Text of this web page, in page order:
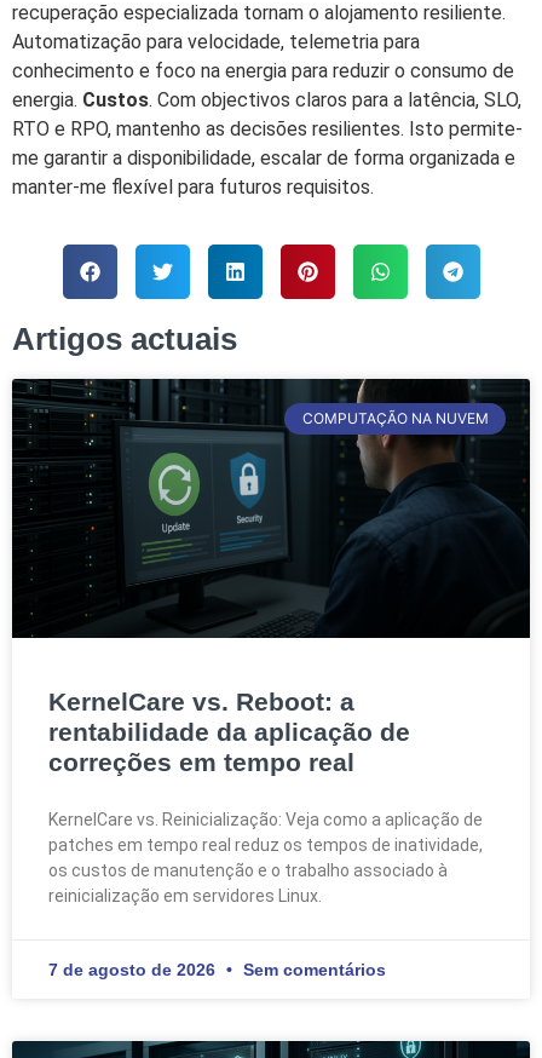
recuperação especializada tornam o alojamento resiliente.
Automatização para velocidade, telemetria para
conhecimento e foco na energia para reduzir o consumo de
energia. Custos. Com objectivos claros para a latência, SLO,
RTO e RPO, mantenho as decisões resilientes. Isto permite-
me garantir a disponibilidade, escalar de forma organizada e
manter-me flexível para futuros requisitos.
Artigos actuais
COMPUTAÇÃO NA NUVEM
KernelCare vs. Reboot: a
rentabilidade da aplicação de
correções em tempo real
KernelCare vs. Reinicialização: Veja como a aplicação de
patches em tempo real reduz os tempos de inatividade,
os custos de manutenção e o trabalho associado à
reinicialização em servidores Linux.
7 de agosto de 2026 Sem comentários